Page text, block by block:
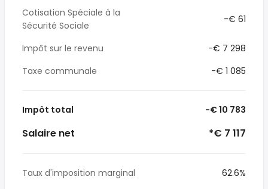
Cotisation Spéciale à la
Sécurité Sociale
-€ 61
Impôt sur le revenu
-€ 7 298
Taxe communale
-€ 1 085
Impôt total -€ 10 783
Salaire net *€ 7 117
Taux d'imposition marginal
62.6%